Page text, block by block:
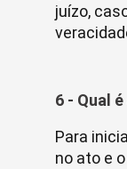
juízo,
6 - Qual
Para
no ato e